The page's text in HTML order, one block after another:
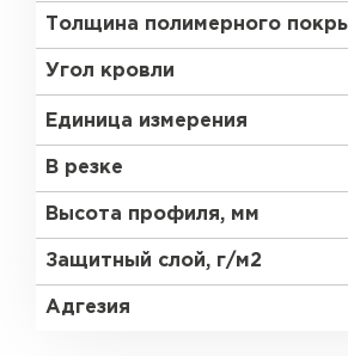
Толщина полимерного
Угол кровли
Единица измерения
В резке
Высота профиля, мм
Защитный слой, г/м2
Адгезия